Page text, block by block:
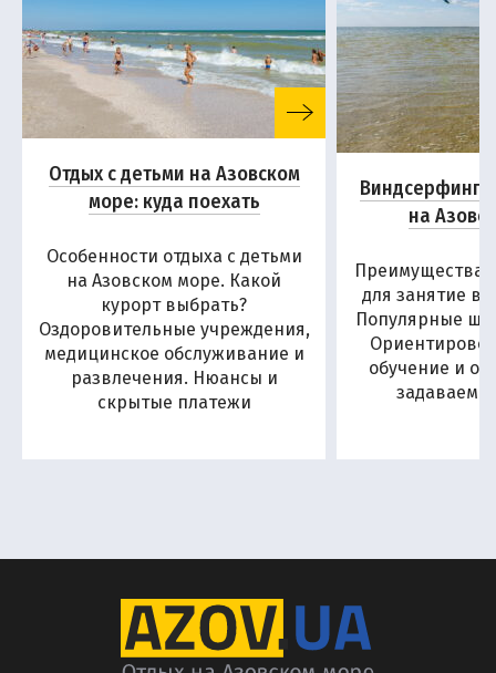
Отдых с детьми на Азовском
море: куда поехать
Особенности отдыха с детьми
на Азовском море. Какой
курорт выбрать?
Оздоровительные учреждения,
медицинское обслуживание и
развлечения. Нюансы и
скрытые платежи
Виндсерфинг
на
Преимущества
для занятие
Популярные
обучение и